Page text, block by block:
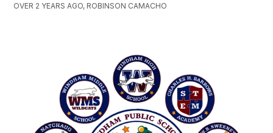
OVER 2 YEARS AGO, ROBINSON CAMACHO